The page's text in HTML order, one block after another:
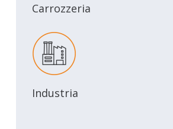
Carrozzeria
Industria